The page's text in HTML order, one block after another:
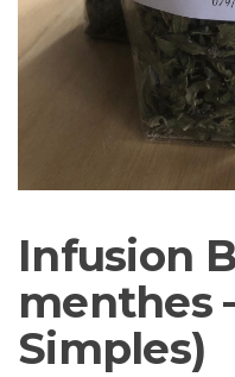
Infusion
menthes
Simples)